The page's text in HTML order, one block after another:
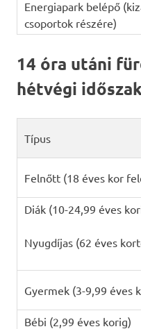
Energiapark belépő
csoportok részére)
14 óra utáni
hétvégi
Típus
Felnőtt (18 éves kor
Diák (10-24,99 éves
Nyugdíjas (62 éves
Gyermek (3-9,99 éves
Bébi (2,99 éves korig)